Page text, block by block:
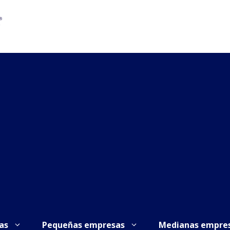
Pequeñas empresas Medianas